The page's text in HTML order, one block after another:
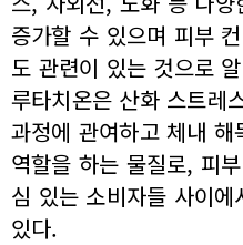
증가할 수 있으며 피부
도 관련이 있는 것으로
루타치온은 산화 스트레
과정에 관여하고 체내 해
역할을 하는 물질로, 피
심 있는 소비자들 사이에
있다.